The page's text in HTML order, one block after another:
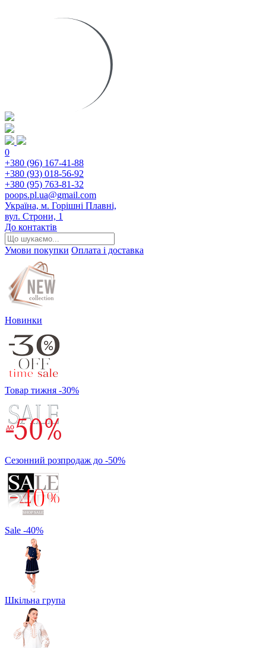
0
+380 (96) 167-41-88
+380 (93) 018-56-92
+380 (95) 763-81-32
poops.pl.ua@gmail.com
Україна, м. Горішні Плавні,
вул. Строни, 1
До контактів
Умови покупки Оплата і доставка
Новинки
Товар тижня -30%
Сезонний розпродаж до -50%
Sale -40%
Шкільна група